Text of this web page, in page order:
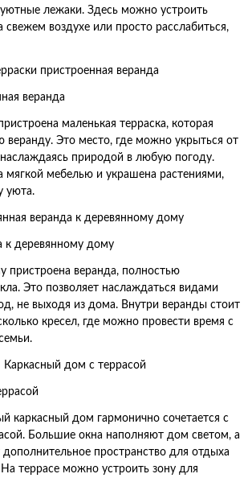
лежаки. Здесь можно устроить
свежем воздухе или просто расслабиться,
веранда
маленькая терраска, которая
веранду. Это место, где можно укрыться от
природой в любую погоду.
мягкой мебелью и украшена растениями,
уюта.
к деревянному дому
пристроена веранда, полностью
Это позволяет наслаждаться видами
не выходя из дома. Внутри веранды стоит
кресел, где можно провести время с
каркасный дом гармонично сочетается с
Большие окна наполняют дом светом, а
дополнительное пространство для отдыха
террасе можно устроить зону для